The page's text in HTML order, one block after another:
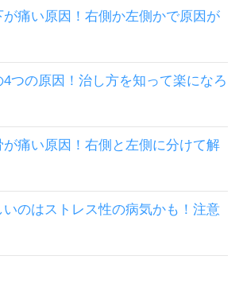
が痛い原因！右側か左側かで原因が
4つの原因！治し方を知って楽になろ
が痛い原因！右側と左側に分けて解
いのはストレス性の病気かも！注意